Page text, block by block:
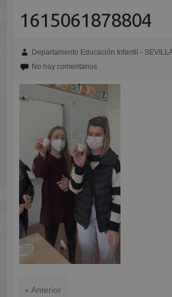
1615061878804
Departamento Educación Infantil -
No hay comentarios
« Anterior